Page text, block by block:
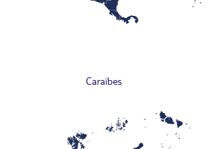
Caraïbes